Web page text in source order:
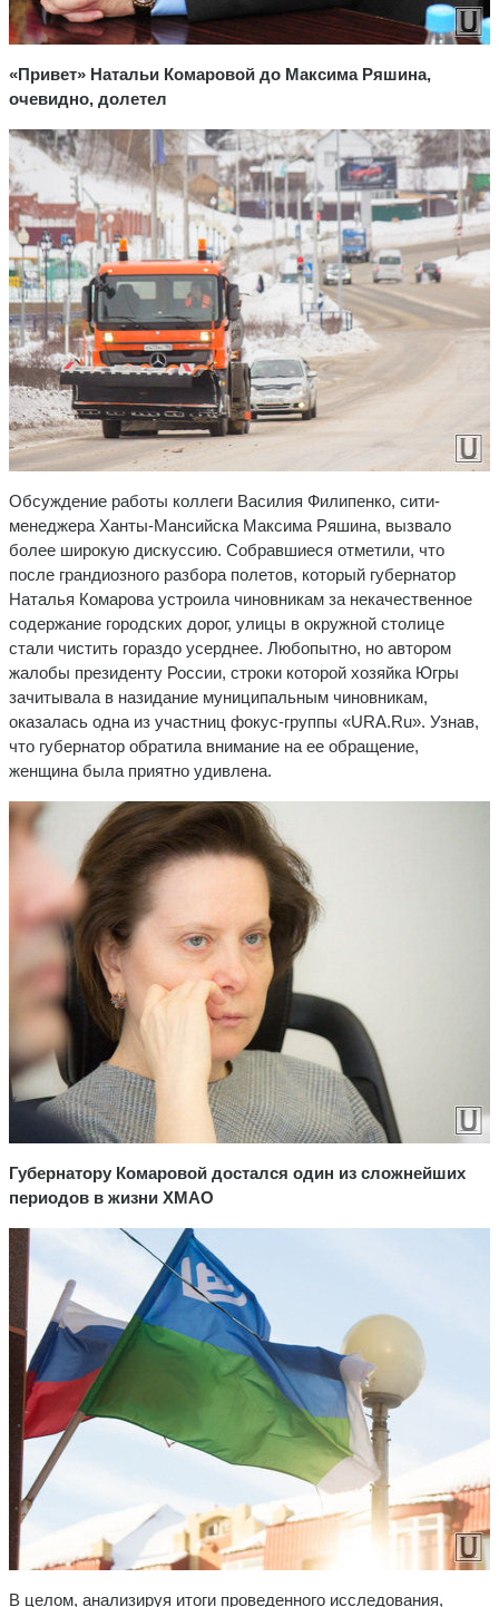
«Привет» Натальи Комаровой до Максима Ряшина,
очевидно, долетел
Обсуждение работы коллеги Василия Филипенко, сити-
менеджера Ханты-Мансийска Максима Ряшина, вызвало
более широкую дискуссию. Собравшиеся отметили, что
после грандиозного разбора полетов, который губернатор
Наталья Комарова устроила чиновникам за некачественное
содержание городских дорог, улицы в окружной столице
стали чистить гораздо усерднее. Любопытно, но автором
жалобы президенту России, строки которой хозяйка Югры
зачитывала в назидание муниципальным чиновникам,
оказалась одна из участниц фокус-группы «URA.Ru». Узнав,
что губернатор обратила внимание на ее обращение,
женщина была приятно удивлена.
Губернатору Комаровой достался один из сложнейших
периодов в жизни ХМАО
В целом, анализируя итоги проведенного исследования,